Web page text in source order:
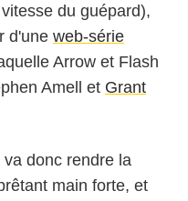
du guépard),
d'une web-série
Arrow et Flash
Amell et Grant
donc rendre la
main forte, et